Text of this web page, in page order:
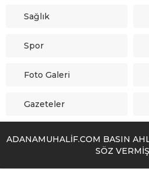
Sağlık
Spor
Foto Galeri
Gazeteler
ADANAMUHALİF.COM BASIN
SÖZ